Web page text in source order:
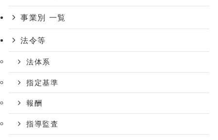
事業別 一覧
法令等
法体系
指定基準
報酬
指導監査